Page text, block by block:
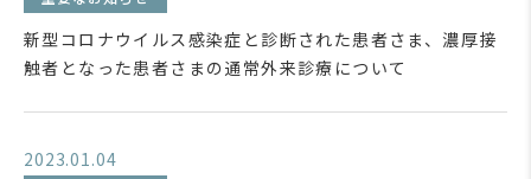
新型コロナウイルス感染症と診断された患者さま、濃厚接
触者となった患者さまの通常外来診療について
2023.01.04